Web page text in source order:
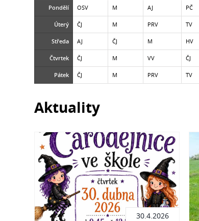
Pondělí OSV M AJ PČ
Úterý ČJ M PRV TV
Středa AJ ČJ M HV
Čtvrtek ČJ M VV ČJ
Pátek ČJ M PRV TV
Aktuality
30.4.2026